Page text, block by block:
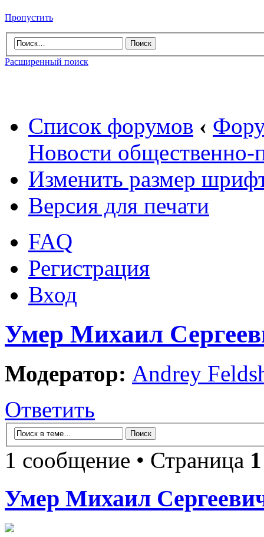
Пропустить
Расширенный поиск
Список форумов ‹
Новости общественно-
Изменить размер
Версия для печати
FAQ
Регистрация
Вход
Умер Михаил
Модератор: Andrey
Ответить
1 сообщение • Страница 1
Умер Михаил